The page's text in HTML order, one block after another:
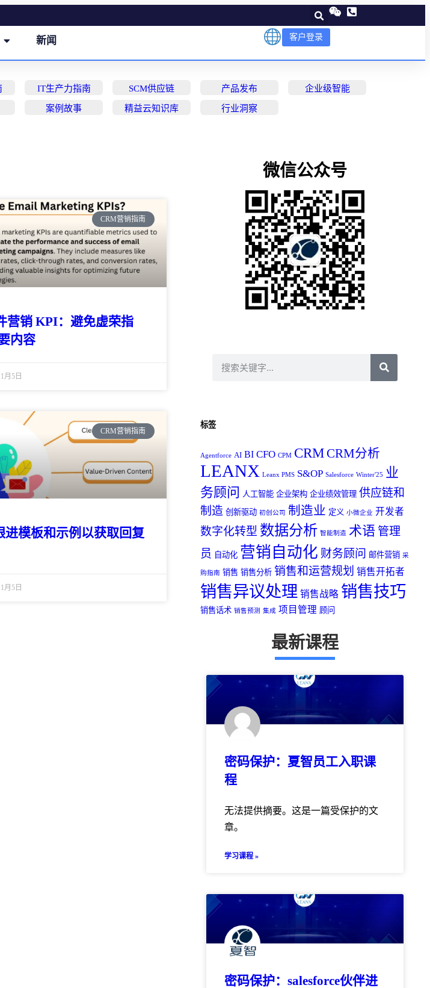
新闻 客户登录
IT生产力指南 SCM供应链 产品发布 企业级智能
案例故事 精益云知识库 行业洞察
CRM营销指南
营销 KPI：避免虚荣指
内容
月5日
CRM营销指南
进模板和示例以获取回复
月5日
微信公众号
标签
Agentforce AI BI CFO CPM CRMCRM分析
LEANX Leanx PMS S&OP Salesforce Winter'25
业
务顾问 人工智能 企业架构 企业绩效管理 供应链和
制造 创新驱动 初创公司 制造业 定义 小微企业 开发者
数字化转型 数据分析 智能制造 术语 管理
员 自动化 营销自动化 财务顾问 邮件营销 采
购指南 销售 销售分析 销售和运营规划 销售开拓者
销售异议处理 销售战略 销售技巧
销售话术 销售预测 集成 项目管理 顾问
最新课程
密码保护：夏智员工入职课
程
无法提供摘要。这是一篇受保护的文
章。
学习课程 »
密码保护：salesforce伙伴进